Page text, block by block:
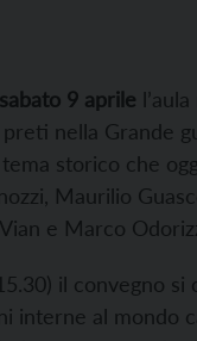
9 aprile
nella Grande
storico che
Maurilio
e Marco
il convegno
interne al mondo